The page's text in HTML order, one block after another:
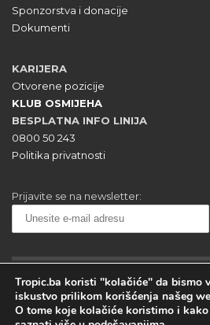
Sponzorstva i donacije
Dokumenti
KARIJERA
Otvorene pozicije
KLUB OSMIJEHA
BESPLATNA INFO LINIJA
0800 50 243
Politika privatnosti
Prijavite se na newsletter:
Tropic.ba koristi "kolačiće" da bismo
iskustvo prilikom korišćenja našeg
O tome koje kolačiće koristimo i